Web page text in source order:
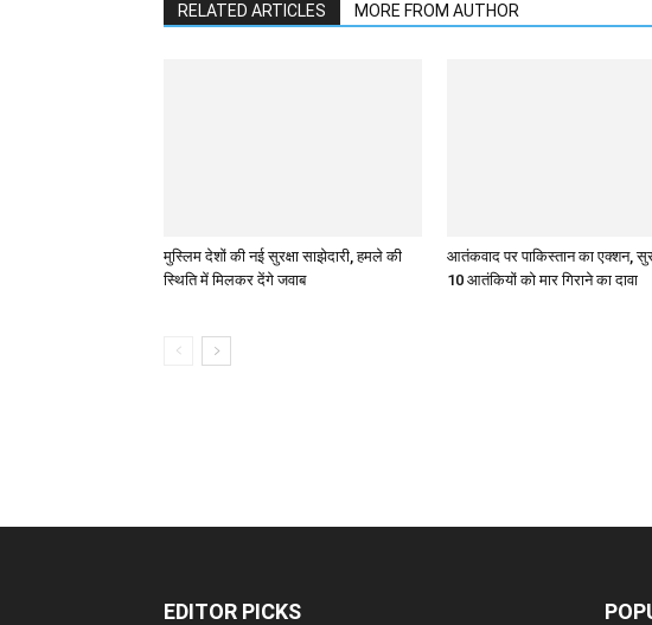
RELATED ARTICLES MORE FROM AUTHOR
मुस्लिम देशों की नई सुरक्षा साझेदारी, हमले की
स्थिति में मिलकर देंगे जवाब
आतंकवाद पर पाकिस्तान का एक्शन,
10 आतंकियों को मार गिराने का दावा
EDITOR PICKS